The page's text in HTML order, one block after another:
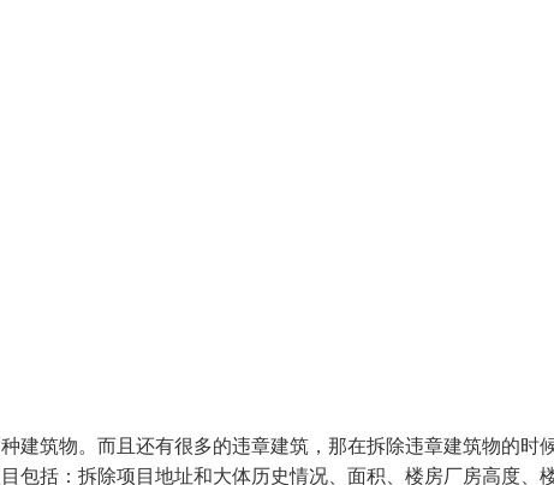
建筑物。而且还有很多的违章建筑，那在拆除违章建筑物的时
包括：拆除项目地址和大体历史情况、面积、楼房厂房高度、